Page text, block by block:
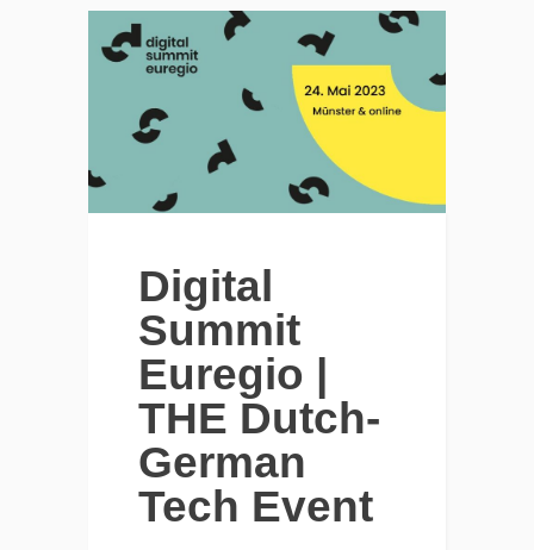
Digital
Summit
Euregio |
THE Dutch-
German
Tech Event